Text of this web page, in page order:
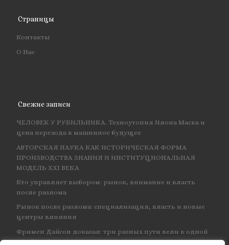
Страницы
Контакты
О Нас
Свежие записи
ЧЕЛОВЕК У РУБИЛЬНИКА. Техноутопия Илона Маска и
цена перехода в машинное будущее
АВТОРСКАЯ НАУКА КАК ИСТОРИЧЕСКАЯ ФОРМА
ПРОИЗВОДСТВА ЗНАНИЯ И ИНСТИТУЦИОНАЛЬНАЯ
МОДЕЛЬ XXI ВЕКА
Кто управляет выбором: рынок, внимание и власть
после разлома
Рынок после разлома: специализация, власть и новые
центры влияния
Фримен Дайсон доказал: три разных пути вели к одной
и той же физике — и навсегда объединил КЭД